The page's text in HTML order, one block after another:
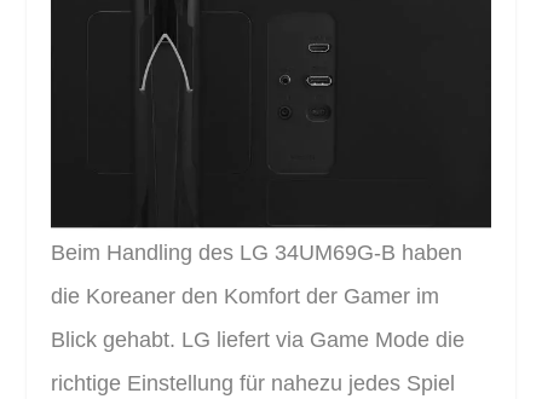
Beim Handling des LG 34UM69G-B haben
die Koreaner den Komfort der Gamer im
Blick gehabt. LG liefert via Game Mode die
richtige Einstellung für nahezu jedes Spiel